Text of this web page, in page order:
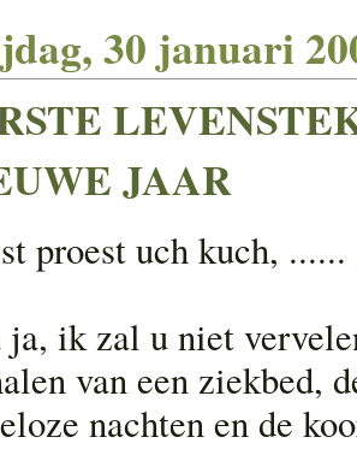
30 januari
JAAR
proest uch kuch,
ja, ik zal u niet
van een ziekbed,
nachten en de